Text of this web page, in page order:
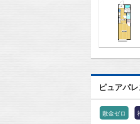
ピュアパレ
敷金ゼロ